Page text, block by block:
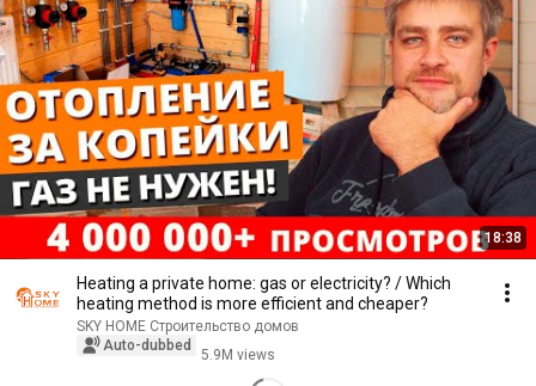
18:38
Heating a private home: gas or electricity? / Which
heating method is more efficient and cheaper?
SKY HOME Строительство домов
Auto-dubbed
5.9M views